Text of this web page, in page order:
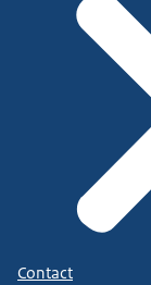
Contact